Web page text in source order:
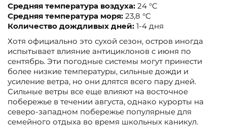
Средняя температура воздуха: 24 °C
Средняя температура моря: 23,8 °C
Количество дождливых дней: 1-4 дня
Хотя официально это сухой сезон, остров иногда
испытывает влияние антициклонов с июня по
сентябрь. Эти погодные системы могут принести
более низкие температуры, сильные дожди и
усиление ветра, но они длятся всего пару дней.
Сильные ветры все еще влияют на восточное
побережье в течении августа, однако курорты на
северо-западном побережье популярные для
семейного отдыха во время школьных каникул.